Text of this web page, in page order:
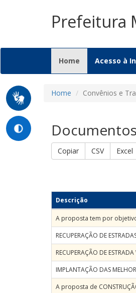
Prefeitura
Home (current)
Acesso à
Home Convênios e
Documentos
Copiar CSV Excel
Descrição
A proposta tem por
RECUPERAÇÃO DE
RECUPERAÇÃO DE
IMPLANTAÇÃO DAS
A proposta de